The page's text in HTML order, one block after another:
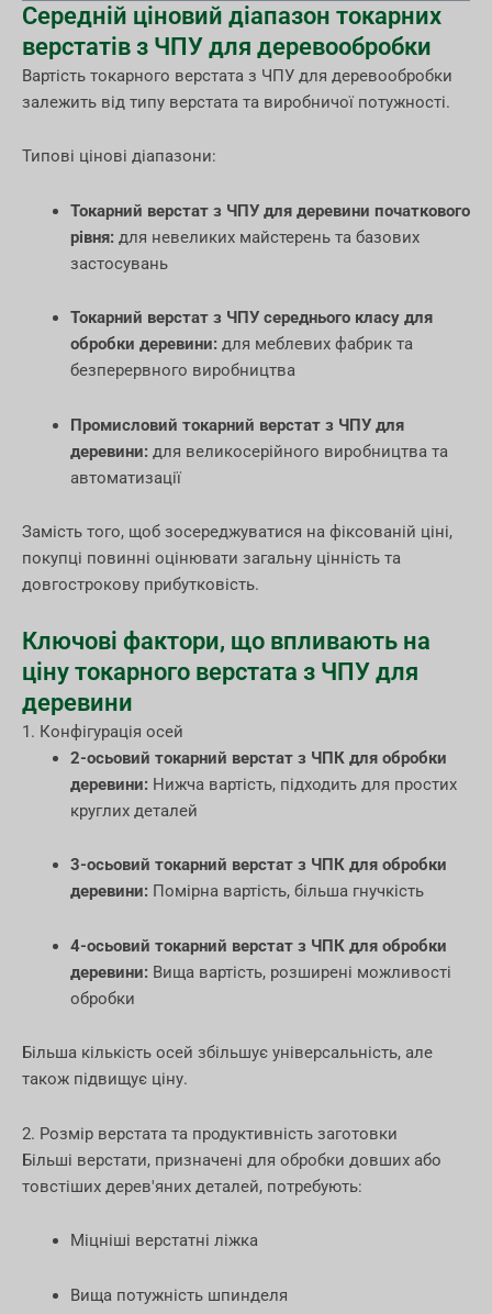
Середній ціновий діапазон токарних
верстатів з ЧПУ для деревообробки
Вартість токарного верстата з ЧПУ для деревообробки
залежить від типу верстата та виробничої потужності.
Типові цінові діапазони:
Токарний верстат з ЧПУ для деревини початкового
рівня:для невеликих майстерень та базових
застосувань
Токарний верстат з ЧПУ середнього класу для
обробки деревини:для меблевих фабрик та
безперервного виробництва
Промисловий токарний верстат з ЧПУ для
деревини:для великосерійного виробництва та
автоматизації
Замість того, щоб зосереджуватися на фіксованій ціні,
покупці повинні оцінювати загальну цінність та
довгострокову прибутковість.
Ключові фактори, що впливають на
ціну токарного верстата з ЧПУ для
деревини
1. Конфігурація осей
2-осьовий токарний верстат з ЧПК для обробки
деревини:Нижча вартість, підходить для простих
круглих деталей
3-осьовий токарний верстат з ЧПК для обробки
деревини:Помірна вартість, більша гнучкість
4-осьовий токарний верстат з ЧПК для обробки
деревини:Вища вартість, розширені можливості
обробки
Більша кількість осей збільшує універсальність, але
також підвищує ціну.
2. Розмір верстата та продуктивність заготовки
Більші верстати, призначені для обробки довших або
товстіших дерев'яних деталей, потребують:
Міцніші верстатні ліжка
Вища потужність шпинделя